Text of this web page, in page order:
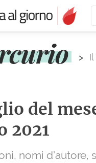
>
del
2021
nomi d’autore,